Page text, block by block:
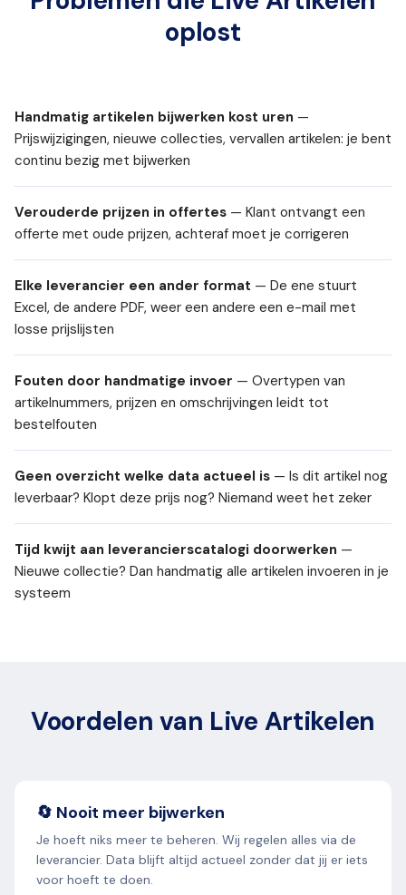
oplost
Handmatig artikelen bijwerken kost uren —
Prijswijzigingen, nieuwe collecties, vervallen artikelen: je bent
continu bezig met bijwerken
Verouderde prijzen in offertes — Klant ontvangt een
offerte met oude prijzen, achteraf moet je corrigeren
Elke leverancier een ander format — De ene stuurt
Excel, de andere PDF, weer een andere een e-mail met
losse prijslijsten
Fouten door handmatige invoer — Overtypen van
artikelnummers, prijzen en omschrijvingen leidt tot
bestelfouten
Geen overzicht welke data actueel is — Is dit artikel nog
leverbaar? Klopt deze prijs nog? Niemand weet het zeker
Tijd kwijt aan leverancierscatalogi doorwerken —
Nieuwe collectie? Dan handmatig alle artikelen invoeren in je
systeem
Voordelen van Live Artikelen
🔄 Nooit meer bijwerken
Je hoeft niks meer te beheren. Wij regelen alles via de
leverancier. Data blijft altijd actueel zonder dat jij er iets
voor hoeft te doen.